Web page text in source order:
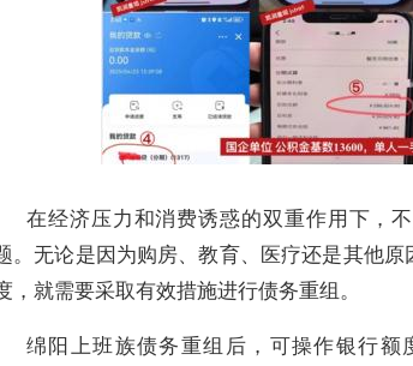
在经济压力和消费诱惑的双重作用下，
。无论是因为购房、教育、医疗还是其他
，就需要采取有效措施进行债务重组。
绵阳上班族债务重组后，可操作银行